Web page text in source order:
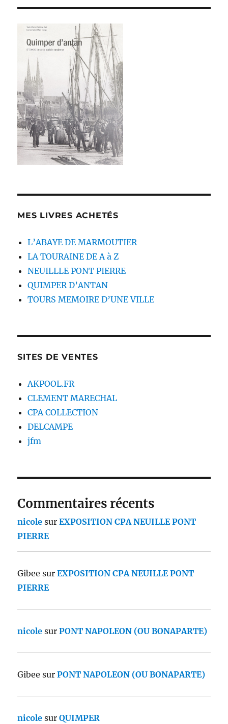
MES LIVRES ACHETÉS
L’ABAYE DE MARMOUTIER
LA TOURAINE DE A à Z
NEUILLLE PONT PIERRE
QUIMPER D’ANTAN
TOURS MEMOIRE D’UNE VILLE
SITES DE VENTES
AKPOOL.FR
CLEMENT MARECHAL
CPA COLLECTION
DELCAMPE
jfm
Commentaires récents
nicole surEXPOSITION CPA NEUILLE PONT
PIERRE
Gibee surEXPOSITION CPA NEUILLE PONT
PIERRE
nicole surPONT NAPOLEON (OU BONAPARTE)
Gibee surPONT NAPOLEON (OU BONAPARTE)
nicole surQUIMPER